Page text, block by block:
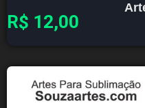
R$ 12,00